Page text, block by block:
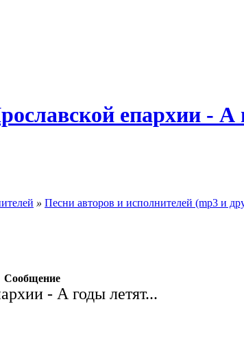
епархии - А
» Песни авторов и исполнителей (mp3 и
Сообщение
- А годы летят...